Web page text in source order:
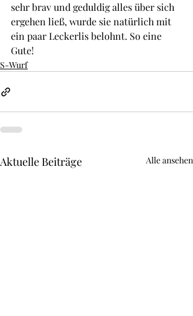
sehr brav und geduldig alles über sich
ergehen ließ, wurde sie natürlich mit
ein paar Leckerlis belohnt. So eine
Gute!
S-Wurf
Aktuelle Beiträge Alle ansehen